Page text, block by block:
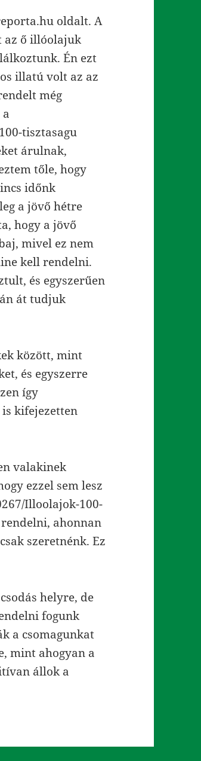
oldalt. A
az ő illóolajuk
Én ezt
illatú volt az az
még
tisztasagu
árulnak,
tőle, hogy
időnk
a jövő hétre
hogy a jövő
mivel ez nem
kell rendelni.
és egyszerűen
át tudjuk
között, mint
és egyszerre
így
kifejezetten
valakinek
ezzel sem lesz
Illoolajok-100-
ahonnan
szeretnénk. Ez
helyre, de
fogunk
a csomagunkat
mint ahogyan a
állok a